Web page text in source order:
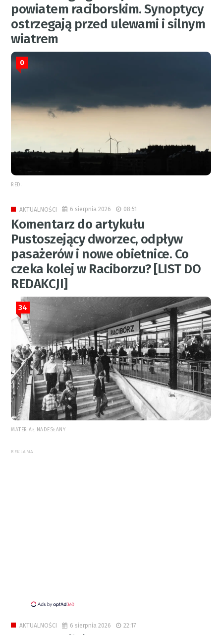
powiatem raciborskim. Synoptycy
ostrzegają przed ulewami i silnym
wiatrem
0
RED.
AKTUALNOŚCI 6 sierpnia 2026 08:51
Komentarz do artykułu
Pustoszejący dworzec, odpływ
pasażerów i nowe obietnice. Co
czeka kolej w Raciborzu? [LIST DO
REDAKCJI]
34
MATERIAŁ NADESŁANY
REKLAMA
AKTUALNOŚCI 6 sierpnia 2026 22:17